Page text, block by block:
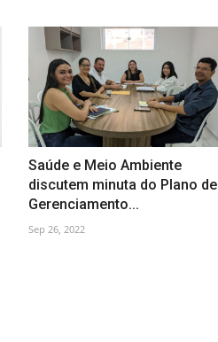
Saúde e Meio Ambiente
discutem minuta do Plano de
Gerenciamento...
Sep 26, 2022